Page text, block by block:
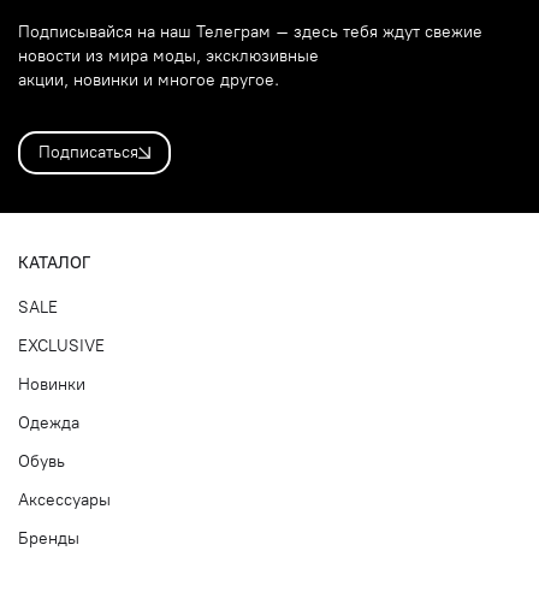
Подписывайся на наш Телеграм – здесь тебя ждут свежие
новости из мира моды, эксклюзивные
акции, новинки и многое другое.
Подписаться
КАТАЛОГ
SALE
EXCLUSIVE
Новинки
Одежда
Обувь
Аксессуары
Бренды